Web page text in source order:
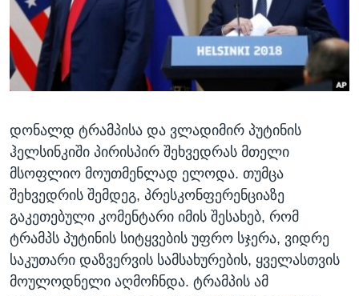
ᲡᲢᲣᲓᲘᲐ ᲕᲐᲨᲘᲜᲒᲢᲝᲜᲘ
ᲔᲙᲝᲜᲝᲛᲘᲙᲐ
ᲯᲐᲜᲛᲠᲗᲔᲚᲝᲑᲐ
ᲛᲔᲪᲜᲘᲔᲠᲔᲑᲐ
ᲙᲣᲚᲢᲣᲠᲐ
ᲒᲐᲚᲘᲚᲔᲝ
ᲓᲔᲖᲘᲜᲤᲝᲠᲛᲐᲪᲘᲐ
Learning English
ᲗᲕᲐᲚᲘ ᲒᲕᲐᲓᲔᲕᲜᲔᲗ
ენები
დონალდ ტრამპისა და ვლადიმირ პუტინის
ჰელსინკიში პირისპირ შეხვედრას მთელი
მსოფლიო მოუთმენლად ელოდა. თუმცა
შეხვედრის შემდეგ, პრესკონფერენციაზე
გაკეთებული კომენტარი იმის შესახებ, რომ
ტრამპს პუტინის სიტყვების უფრო სჯერა, ვიდრე
საკუთარი დაზვერვის სამსახურების, ყველასთვის
მოულოდნელი აღმოჩნდა. ტრამპის ამ